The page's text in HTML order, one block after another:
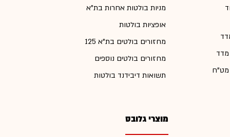
מדד
מט"ח
מניות בולטות אחרות בת"א
אופציות בולטות
מחזורים בולטים בת"א 125
מחזורים בולטים נוספים
תשואות דיבידנד בולטות
מוצרי גלובס